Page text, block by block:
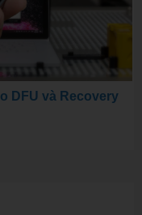
DFU và Recovery